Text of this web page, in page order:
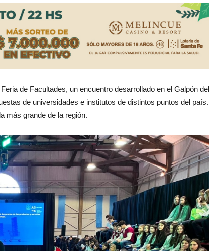
de Facultades, un encuentro desarrollado en el Galpón del
de universidades e institutos de distintos puntos del país.
más grande de la región.